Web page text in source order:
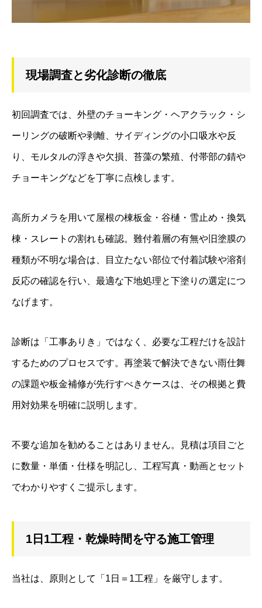
現場調査と劣化診断の徹底
初回調査では、外壁のチョーキング・ヘアクラック・シ
ーリングの破断や剥離、サイディングの小口吸水や反
り、モルタルの浮きや欠損、苔藻の繁殖、付帯部の錆や
チョーキングなどを丁寧に点検します。
高所カメラを用いて屋根の棟板金・谷樋・雪止め・換気
棟・スレートの割れも確認。難付着層の有無や旧塗膜の
種類が不明な場合は、目立たない部位で付着試験や溶剤
反応の確認を行い、最適な下地処理と下塗りの選定につ
なげます。
診断は「工事ありき」ではなく、必要な工程だけを設計
するためのプロセスです。再塗装で解決できない雨仕舞
の課題や板金補修が先行すべきケースは、その根拠と費
用対効果を明確に説明します。
不要な追加を勧めることはありません。見積は項目ごと
に数量・単価・仕様を明記し、工程写真・動画とセット
でわかりやすくご提示します。
1日1工程・乾燥時間を守る施工管理
当社は、原則として「1日＝1工程」を厳守します。